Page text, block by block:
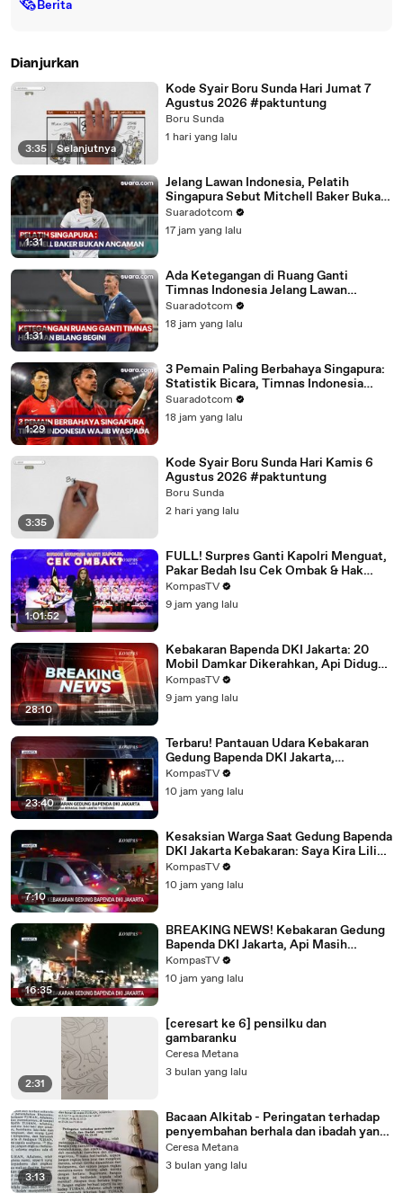
Berita
Dianjurkan
3:35 Selanjutnya
Kode Syair Boru Sunda Hari Jumat 7
Agustus 2026 #paktuntung
Boru Sunda
1 hari yang lalu
1:31
Jelang Lawan Indonesia, Pelatih
Singapura Sebut Mitchell Baker Bukan
Ancaman
Suaradotcom
17 jam yang lalu
1:31
Ada Ketegangan di Ruang Ganti
Timnas Indonesia Jelang Lawan
Singapura? Herdman Bilang Begini
Suaradotcom
18 jam yang lalu
1:29
3 Pemain Paling Berbahaya Singapura:
Statistik Bicara, Timnas Indonesia
Wajib Waspada
Suaradotcom
18 jam yang lalu
3:35
Kode Syair Boru Sunda Hari Kamis 6
Agustus 2026 #paktuntung
Boru Sunda
2 hari yang lalu
1:01:52
FULL! Surpres Ganti Kapolri Menguat,
Pakar Bedah Isu Cek Ombak & Hak
Presiden Prabowo | Bola Liar
KompasTV
9 jam yang lalu
28:10
Kebakaran Bapenda DKI Jakarta: 20
Mobil Damkar Dikerahkan, Api Diduga
dari Lantai 11 Gedung
KompasTV
9 jam yang lalu
23:40
Terbaru! Pantauan Udara Kebakaran
Gedung Bapenda DKI Jakarta,
Pemadaman Berlangsung Hampir 2
Jam
KompasTV
10 jam yang lalu
7:10
Kesaksian Warga Saat Gedung Bapenda
DKI Jakarta Kebakaran: Saya Kira Lilin,
Tau-Tau Api
KompasTV
10 jam yang lalu
16:35
BREAKING NEWS! Kebakaran Gedung
Bapenda DKI Jakarta, Api Masih
Berkobar
KompasTV
10 jam yang lalu
2:31
[ceresart ke 6] pensilku dan
gambaranku
Ceresa Metana
3 bulan yang lalu
3:13
Bacaan Alkitab - Peringatan terhadap
penyembahan berhala dan ibadah yang
sesat
Ceresa Metana
3 bulan yang lalu